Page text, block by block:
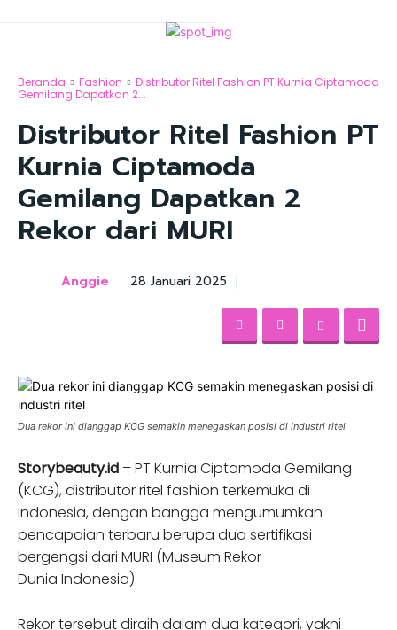
Beranda Fashion
Distributor Ritel Fashion PT Kurnia Ciptamoda
Gemilang Dapatkan 2...
Distributor Ritel Fashion PT
Kurnia Ciptamoda
Gemilang Dapatkan 2
Rekor dari MURI
Anggie 28 Januari 2025
Dua rekor ini dianggap KCG semakin menegaskan posisi di industri ritel
Storybeauty.id – PT Kurnia Ciptamoda Gemilang
(KCG), distributor ritel fashion terkemuka di
Indonesia, dengan bangga mengumumkan
pencapaian terbaru berupa dua sertifikasi
bergengsi dari MURI (Museum Rekor
Dunia Indonesia).
Rekor tersebut diraih dalam dua kategori, yakni